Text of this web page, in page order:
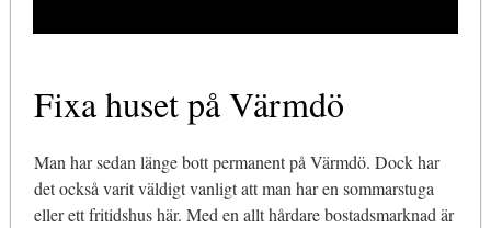
Fixa huset på Värmdö
Man har sedan länge bott permanent på Värmdö. Dock har
det också varit väldigt vanligt att man har en sommarstuga
eller ett fritidshus här. Med en allt hårdare bostadsmarknad är